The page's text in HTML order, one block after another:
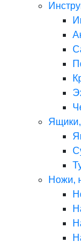
Ящики,
Ножи,